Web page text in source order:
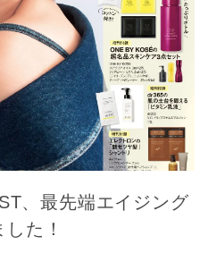
、最先端エイジング
た！